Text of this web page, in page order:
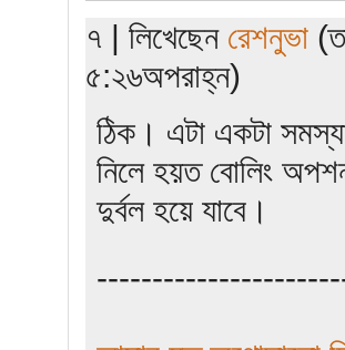
৭ | লিখেছেন রেশনুভা
৫:২৬অপরাহ্ন)
ঠিক। এটা একটা
নিলে হয়ত বোলিং অপশন
দুর্বল হয়ে যাবে।